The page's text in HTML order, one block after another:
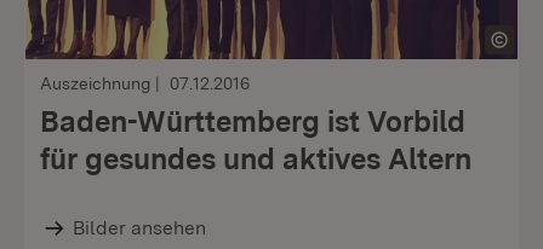
Auszeichnung 07.12.2016
Baden-Württemberg ist Vorbild
für gesundes und aktives Altern
Bilder ansehen